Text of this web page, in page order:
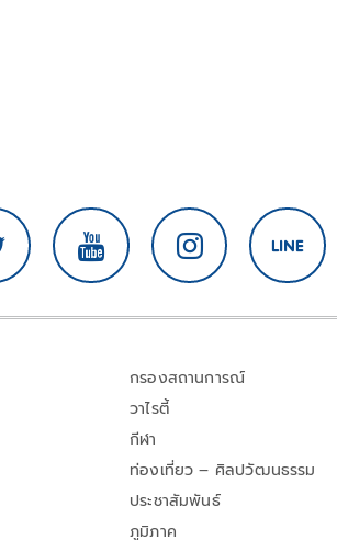
กรองสถานการณ์
วาไรตี้
กีฬา
ท่องเที่ยว – ศิลปวัฒนธรรม
ประชาสัมพันธ์
ภูมิภาค